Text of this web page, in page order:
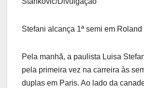
Stefani alcança 1ª semi em Roland
Pela manhã, a paulista Luisa
pela primeira vez na carreira às
duplas em Paris. Ao lado da